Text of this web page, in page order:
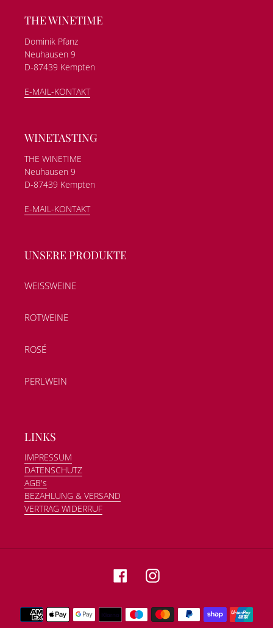
THE WINETIME
Dominik Pfanz
Neuhausen 9
D-87439 Kempten
E-MAIL-KONTAKT
WINETASTING
THE WINETIME
Neuhausen 9
D-87439 Kempten
E-MAIL-KONTAKT
UNSERE PRODUKTE
WEISSWEINE
ROTWEINE
ROSÉ
PERLWEIN
LINKS
IMPRESSUM
DATENSCHUTZ
AGB's
BEZAHLUNG & VERSAND
VERTRAG WIDERRUF
FacebookInstagram
Zahlungsmethoden